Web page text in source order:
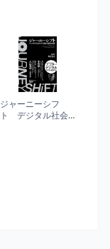
ジャーニーシフ
ト デジタル社会